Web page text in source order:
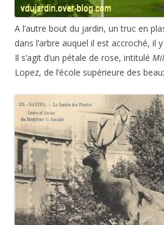
A l’autre bout du jardin, un truc en
dans l’arbre auquel il est accroché, il
Il s’agit d’un pétale de rose, intitulé
Lopez, de l’école supérieure des